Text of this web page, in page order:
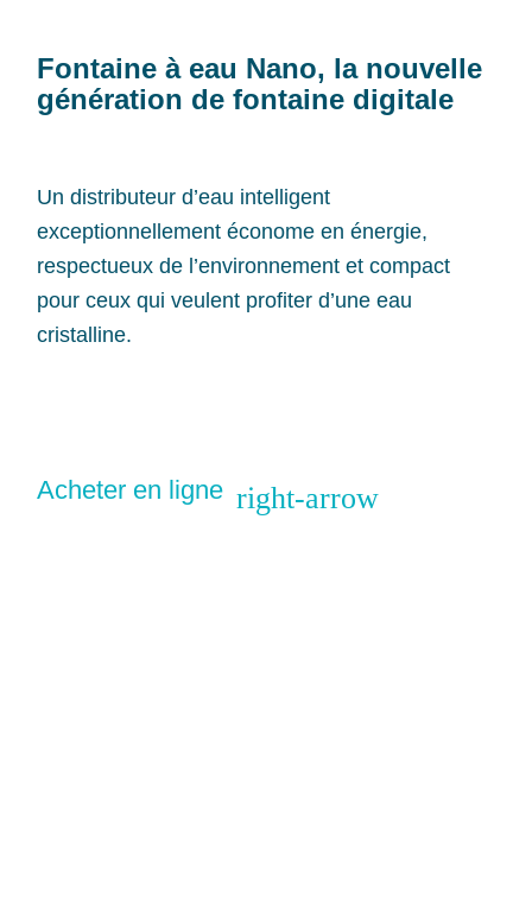
Fontaine à eau Nano, la nouvelle
génération de fontaine digitale
Un distributeur d’eau intelligent
exceptionnellement économe en énergie,
respectueux de l’environnement et compact
pour ceux qui veulent profiter d’une eau
cristalline.
Acheter en ligne